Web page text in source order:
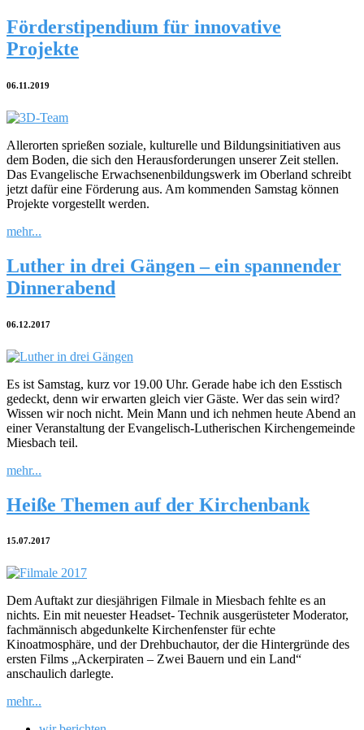
Förderstipendium für innovative
Projekte
06.11.2019
Allerorten sprießen soziale, kulturelle und Bildungsinitiativen aus
dem Boden, die sich den Herausforderungen unserer Zeit stellen.
Das Evangelische Erwachsenenbildungswerk im Oberland schreibt
jetzt dafür eine Förderung aus. Am kommenden Samstag können
Projekte vorgestellt werden.
mehr...
Luther in drei Gängen – ein spannender
Dinnerabend
06.12.2017
Es ist Samstag, kurz vor 19.00 Uhr. Gerade habe ich den Esstisch
gedeckt, denn wir erwarten gleich vier Gäste. Wer das sein wird?
Wissen wir noch nicht. Mein Mann und ich nehmen heute Abend an
einer Veranstaltung der Evangelisch-Lutherischen Kirchengemeinde
Miesbach teil.
mehr...
Heiße Themen auf der Kirchenbank
15.07.2017
Dem Auftakt zur diesjährigen Filmale in Miesbach fehlte es an
nichts. Ein mit neuester Headset- Technik ausgerüsteter Moderator,
fachmännisch abgedunkelte Kirchenfenster für echte
Kinoatmosphäre, und der Drehbuchautor, der die Hintergründe des
ersten Films „Ackerpiraten – Zwei Bauern und ein Land“
anschaulich darlegte.
mehr...